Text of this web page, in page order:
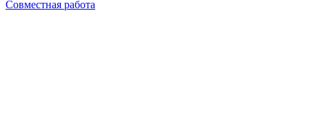
Совместная работа